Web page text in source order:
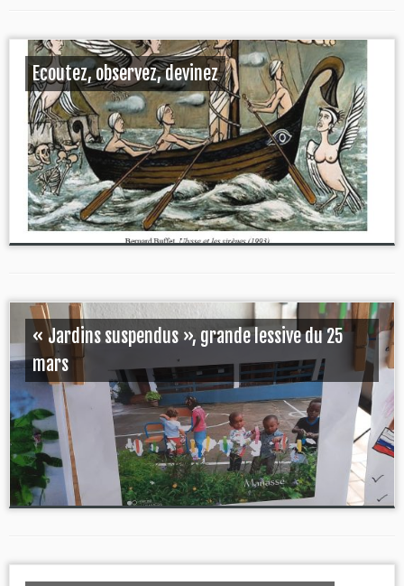
Ecoutez, observez, devinez
« Jardins suspendus », grande lessive du 25
mars